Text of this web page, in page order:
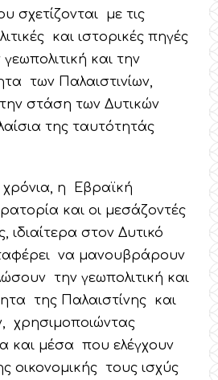
σχετίζονται με τις
και ιστορικές πηγές
και την
των Παλαιστινίων,
στάση των Δυτικών
της ταυτότητάς
χρόνια, η Εβραϊκή
και οι μεσάζοντές
στον Δυτικό
να μανουβράρουν
την γεωπολιτική και
της Παλαιστίνης και
χρησιμοποιώντας
και μέσα που ελέγχουν
οικονομικής τους ισχύς